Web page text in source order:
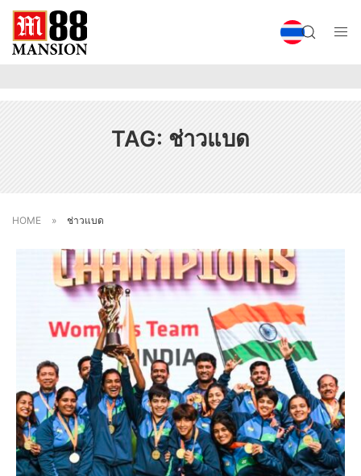
TAG: ช่าวแบด
HOME » ช่าวแบด